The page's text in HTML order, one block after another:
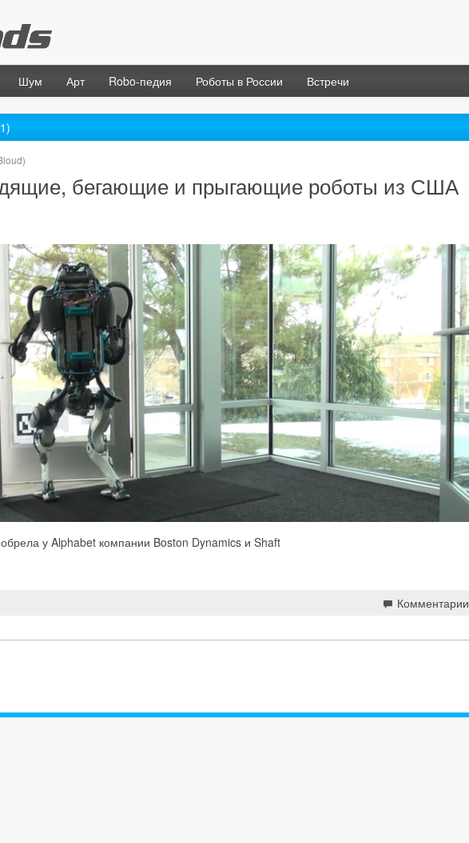
Шум Арт Robo-педия Роботы в России Встречи
бегающие и прыгающие роботы из США
у Alphabet компании Boston Dynamics и Shaft
Комментарии